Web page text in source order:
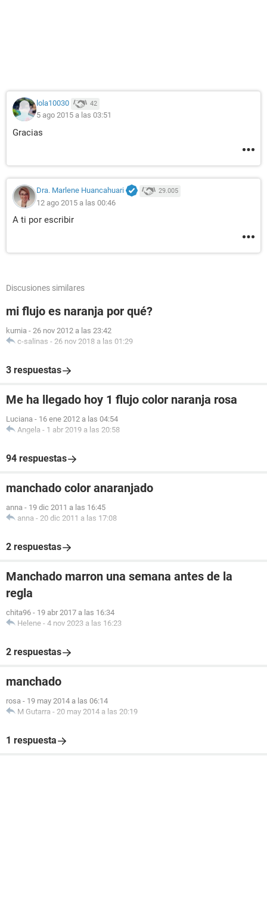
lola10030 42
5 ago 2015 a las 03:51
Gracias
Dra. Marlene Huancahuari 29.005
12 ago 2015 a las 00:46
A ti por escribir
Discusiones similares
mi flujo es naranja por qué?
kurnia - 26 nov 2012 a las 23:42
c-salinas - 26 nov 2018 a las 01:29
3 respuestas
Me ha llegado hoy 1 flujo color naranja rosa
Luciana - 16 ene 2012 a las 04:54
Angela - 1 abr 2019 a las 20:58
94 respuestas
manchado color anaranjado
anna - 19 dic 2011 a las 16:45
anna - 20 dic 2011 a las 17:08
2 respuestas
Manchado marron una semana antes de la
regla
chita96 - 19 abr 2017 a las 16:34
Helene - 4 nov 2023 a las 16:23
2 respuestas
manchado
rosa - 19 may 2014 a las 06:14
M Gutarra - 20 may 2014 a las 20:19
1 respuesta